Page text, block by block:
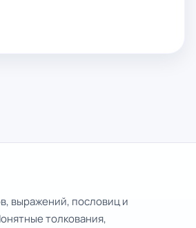
выражений, пословиц и
толкования,